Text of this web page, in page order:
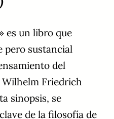
es un libro que
pero sustancial
del
Friedrich
sinopsis, se
de la filosofía de